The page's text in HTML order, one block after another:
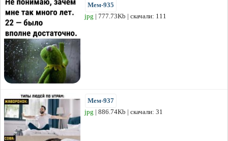
Мем-935
jpg | 777.73Kb | скачали: 111
Мем-937
jpg | 886.74Kb | скачали: 31